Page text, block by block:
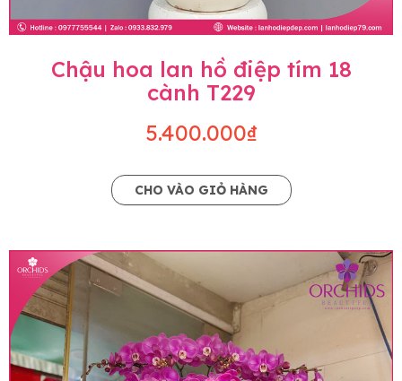
Chậu hoa lan hồ điệp tím 18
cành T229
5.400.000₫
CHO VÀO GIỎ HÀNG